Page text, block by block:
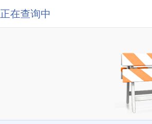
正在查询中